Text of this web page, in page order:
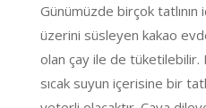
Günümüzde birçok
üzerini süsleyen kakao
olan çay ile de tüketilebilir.
sıcak suyun içerisine bir